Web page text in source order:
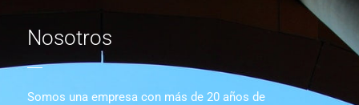
Nosotros
Somos una empresa con más de 20 años de